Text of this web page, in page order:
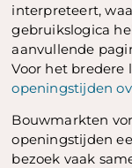
interpreteert,
gebruikslogica
aanvullende
Voor het bredere
openingstijden
Bouwmarkten
openingstijden
bezoek vaak